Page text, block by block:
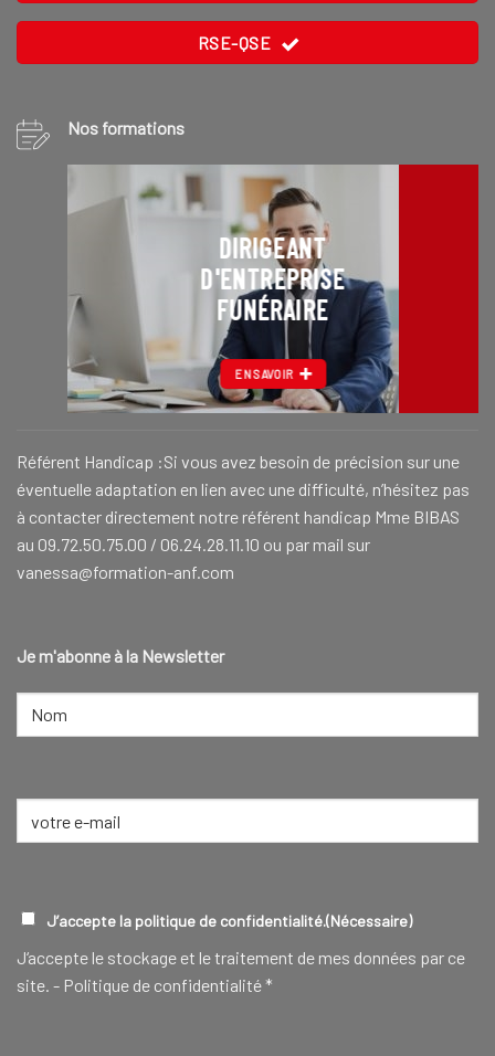
RSE-QSE
Nos formations
DIRIGEANT
D'ENTREPRISE
FUNÉRAIRE
EN SAVOIR
Référent Handicap :Si vous avez besoin de précision sur une
éventuelle adaptation en lien avec une difficulté, n’hésitez pas
à contacter directement notre référent handicap Mme BIBAS
au 09.72.50.75.00 / 06.24.28.11.10 ou par mail sur
vanessa@formation-anf.com
Je m'abonne à la Newsletter
NOM
RGPD(NÉCESSAIRE)
J’accepte la politique de confidentialité.(Nécessaire)
J‘accepte le stockage et le traitement de mes données par ce
site. - Politique de confidentialité*